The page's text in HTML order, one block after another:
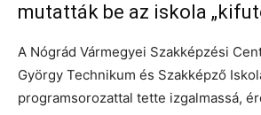
mutatták be az iskola
A Nógrád Vármegyei Szakképzési
György Technikum és Szakképző
programsorozattal tette izgalmassá,